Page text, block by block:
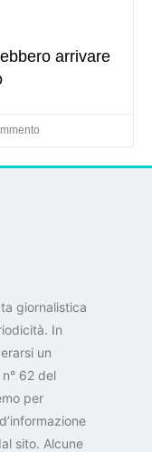
arrivare
giornalistica
In
un
62 del
per
sito. Alcune